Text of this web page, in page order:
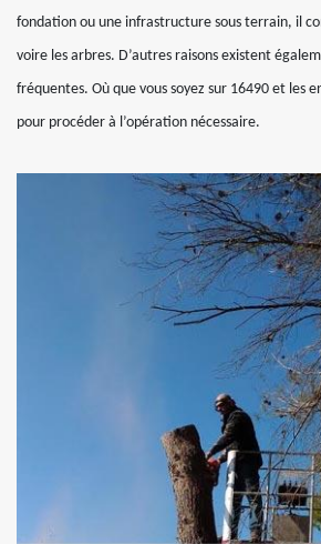
fondation ou une infrastructure sous terrain, il
voire les arbres. D’autres raisons existent
fréquentes. Où que vous soyez sur 16490 et les
pour procéder à l’opération nécessaire.